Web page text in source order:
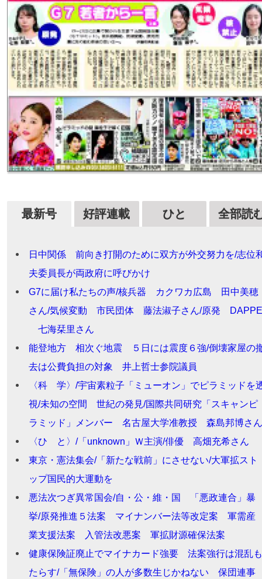
最新号
日中関係 前向き打開のために双方が外交努力を/志位
夫委員長が両政府に呼びかけ
G7に届け私たちの声/核兵器 カクワカ広島 田中美穂
さん/気候変動 市民団体 藤法淑子さん/原発
七海栞里さん
能登地方 相次ぐ地震 ５日には震度６強/倒壊家屋の
去は公費負担の対象 井上哲士参院議員
〈科 学〉/宇宙素粒子「ミューオン」でピラミッドを
視/未知の空間 世紀の発見/国際共同研究「スキャンピ
ラミッド」メンバー 名古屋大学准教授 森島邦博さ
〈ひ と〉/「unknown」Ｗ主演/俳優 高畑充希さん
東京・憲法集会/「新たな戦前」にさせない/大軍拡スト
ップ国民的大運動を
悪法次つぎ異常国会/自・公・維・国 「悪政連合」暴
挙/原発推進５法案 マイナンバー法等改定案 軍需産
業支援法案 入管法改悪案 軍拡財源確保法案
健康保険証廃止でマイナカード強要 法案強行は混乱も
たらす/「無保険」の人が多数生じかねない 保団連事
好評連載 ひと 全部読